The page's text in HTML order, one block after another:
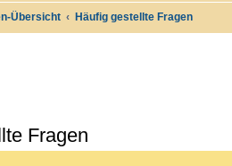
Übersicht Häufig gestellte Fragen
Fragen